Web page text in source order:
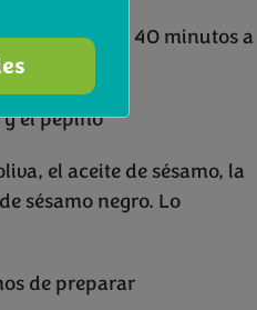
durante 40 minutos a
el pepino
el aceite de sésamo, la
sésamo negro. Lo
de preparar